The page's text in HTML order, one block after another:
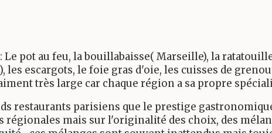
pot au feu, la bouillabaisse( Marseille), la
les escargots, le foie gras d'oie, les cuisses de
très large car chaque région a sa propre
restaurants parisiens que le prestige
régionales mais sur l'originalité des choix, des